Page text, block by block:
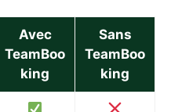
Avec
TeamBoo
king
Sans
TeamBoo
king